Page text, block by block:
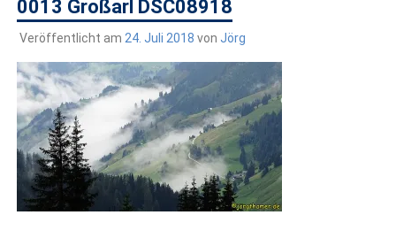
0013 Großarl DSC08918
Veröffentlicht am 24. Juli 2018 von Jörg